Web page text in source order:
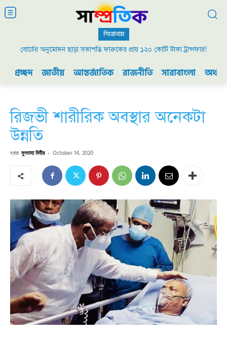
শিরোনাম
বোর্ডের অনুমোদন ছাড়া সভাপতি ফারুকের প্রায় ১২০ কোটি টাকা ট্রান্সফার!
প্রচ্ছদ জাতীয় আন্তর্জাতিক রাজনীতি সারাবাংলা
রিজভী শারীরিক অবস্থার অনেকটা
উন্নতি
দ্বারা মুনতাহা মিহীর - October 14, 2020